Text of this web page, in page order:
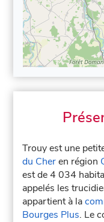
Trouy est une
du Cheren région
est de 4 034
appelés les
appartient à la
Bourges Plus. Le